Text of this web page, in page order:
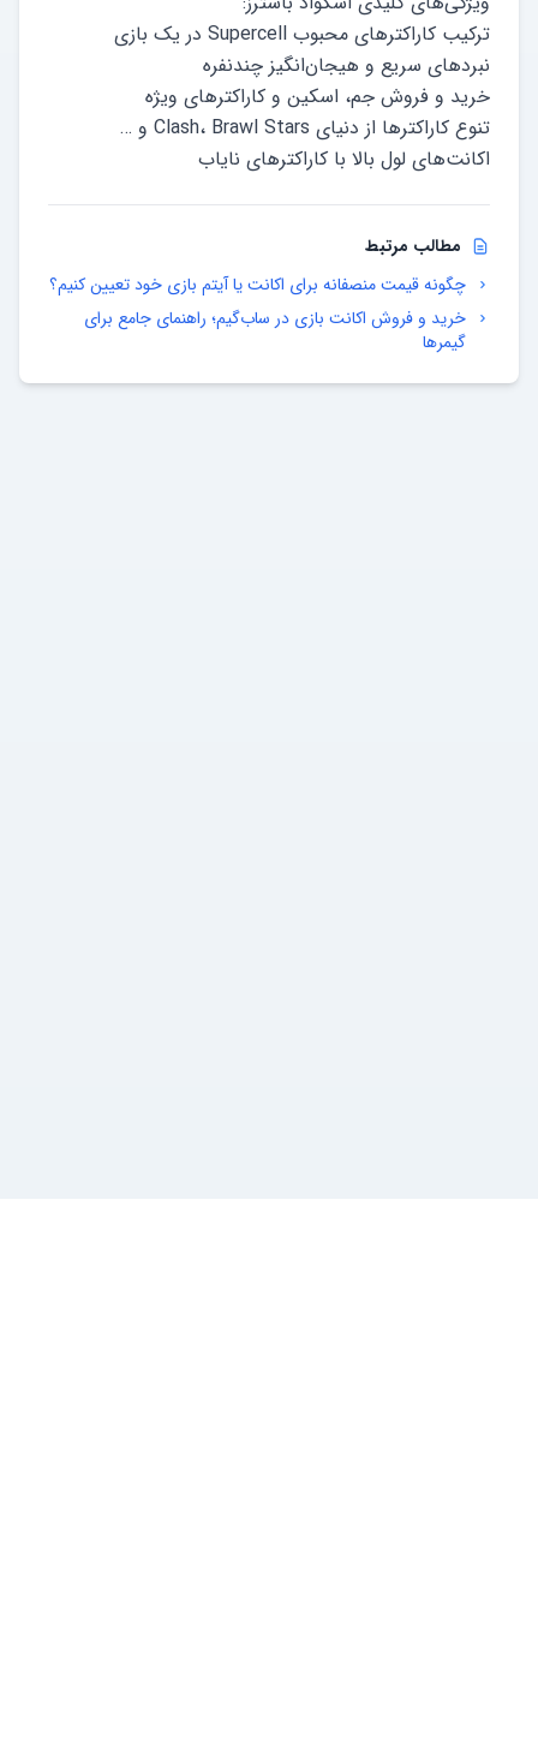
اکانت‌های لول بالا با کاراکترهای نایاب
مطالب مرتبط
چگونه قیمت منصفانه برای اکانت یا آیتم بازی خود تعیین کنیم؟
خرید و فروش اکانت بازی در ساب‌گیم؛ راهنمای جامع برای
گیمرها